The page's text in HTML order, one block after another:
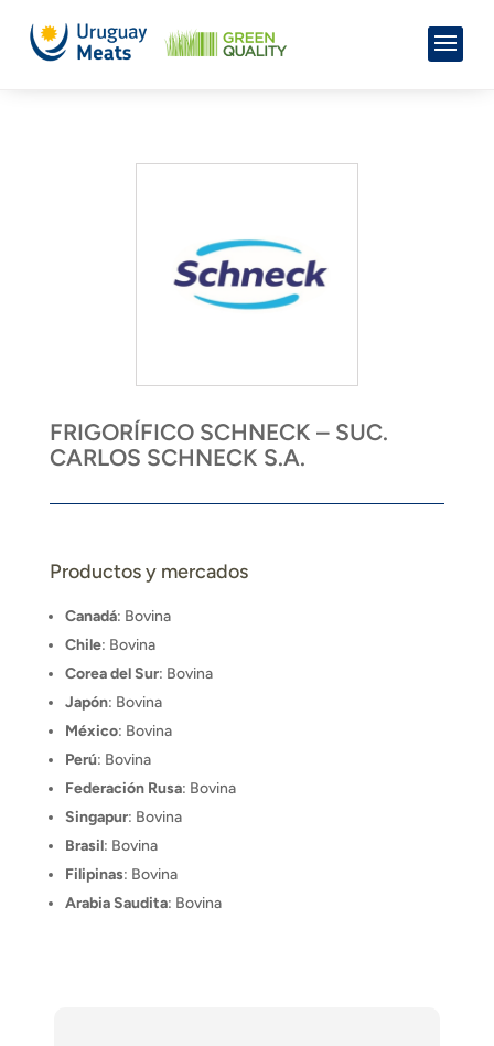
FRIGORÍFICO SCHNECK – SUC.
CARLOS SCHNECK S.A.
Productos y mercados
Canadá: Bovina
Chile: Bovina
Corea del Sur: Bovina
Japón: Bovina
México: Bovina
Perú: Bovina
Federación Rusa: Bovina
Singapur: Bovina
Brasil: Bovina
Filipinas: Bovina
Arabia Saudita: Bovina